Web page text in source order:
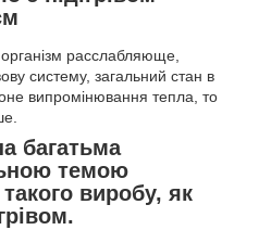
расслабляюще,
систему, загальний стан в
випромінювання тепла, то
багатьма
темою
виробу, як